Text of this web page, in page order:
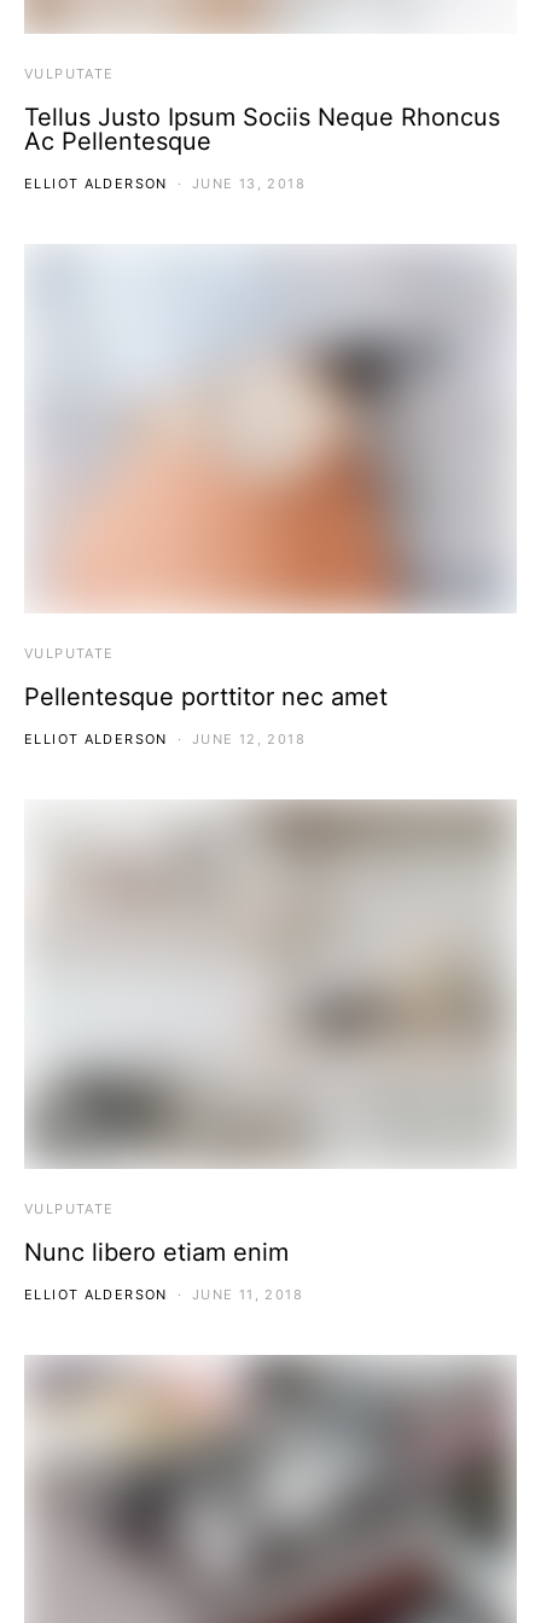
VULPUTATE
Tellus Justo Ipsum Sociis Neque Rhoncus
Ac Pellentesque
ELLIOT ALDERSON JUNE 13, 2018
VULPUTATE
Pellentesque porttitor nec amet
ELLIOT ALDERSON JUNE 12, 2018
VULPUTATE
Nunc libero etiam enim
ELLIOT ALDERSON JUNE 11, 2018